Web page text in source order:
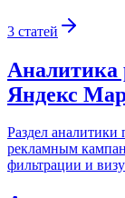
3 статей
Аналитика
Яндекс
Раздел аналитики
рекламным
фильтрации и